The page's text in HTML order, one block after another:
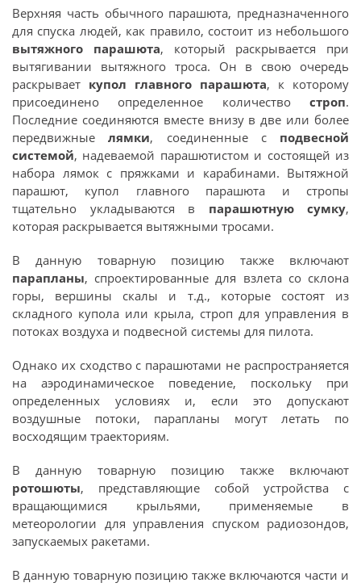
Верхняя часть обычного парашюта, предназначенного
для спуска людей, как правило, состоит из небольшого
вытяжного парашюта, который раскрывается при
вытягивании вытяжного троса. Он в свою очередь
раскрывает купол главного парашюта, к которому
присоединено определенное количество строп.
Последние соединяются вместе внизу в две или более
передвижныелямки, соединенные с подвесной
системой, надеваемой парашютистом и состоящей из
набора лямок с пряжками и карабинами. Вытяжной
парашют, купол главного парашюта и стропы
тщательно укладываются в парашютную сумку,
которая раскрывается вытяжными тросами.
В данную товарную позицию также включают
парапланы, спроектированные для взлета со склона
горы, вершины скалы и т.д., которые состоят из
складного купола или крыла, строп для управления в
потоках воздуха и подвесной системы для пилота.
Однако их сходство с парашютами не распространяется
на аэродинамическое поведение, поскольку при
определенных условиях и, если это допускают
воздушные потоки, парапланы могут летать по
восходящим траекториям.
В данную товарную позицию также включают
ротошюты, представляющие собой устройства с
вращающимися крыльями, применяемые в
метеорологии для управления спуском радиозондов,
запускаемых ракетами.
В данную товарную позицию также включаются части и